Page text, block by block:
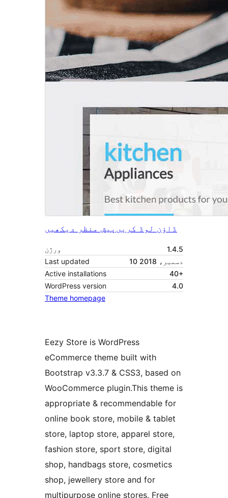
پیش منظر دیکھیں ڈاؤن لوڈ کریں
ورژن
1.4.5
Last updated
10 دسمبر، 2018
Active installations
40+
WordPress version
4.0
Theme homepage
Eezy Store is WordPress
eCommerce theme built with
Bootstrap v3.3.7 & CSS3, based on
WooCommerce plugin.This theme is
appropriate & recommendable for
online book store, mobile & tablet
store, laptop store, apparel store,
fashion store, sport store, digital
shop, handbags store, cosmetics
shop, jewellery store and for
multipurpose online stores. Free